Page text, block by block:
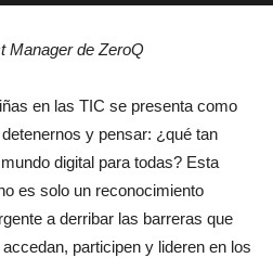
Manager de ZeroQ
en las TIC se presenta como
y pensar: ¿qué tan
digital para todas? Esta
es solo un reconocimiento
a derribar las barreras que
participen y lideren en los